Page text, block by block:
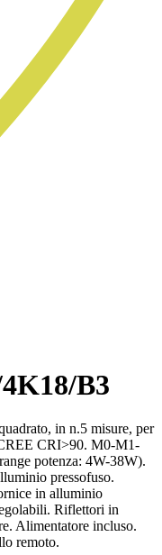
B3
in n.5 misure, per
CRI>90. M0-M1-
potenza: 4W-38W).
pressofuso.
in alluminio
Riflettori in
Alimentatore incluso.
remoto.